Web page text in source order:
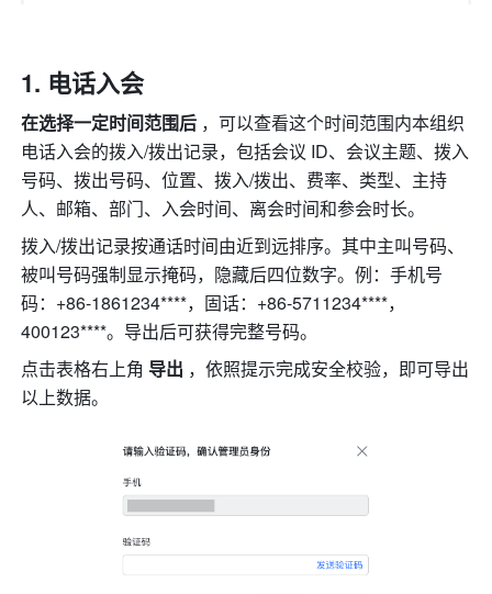
电话入会
在选择一定时间范围后 ，可以查看这个时间范围内本组织
电话入会的拨入/拨出记录，包括会议 ID、会议主题、拨入
号码、拨出号码、位置、拨入/拨出、费率、类型、主持
人、邮箱、部门、入会时间、离会时间和参会时长。
拨入/拨出记录按通话时间由近到远排序。其中主叫号码、
被叫号码强制显示掩码，隐藏后四位数字。例：手机号
码：+86-1861234****，固话：+86-5711234****，
400123****。导出后可获得完整号码。
点击表格右上角 导出 ，依照提示完成安全校验，即可导出
以上数据。